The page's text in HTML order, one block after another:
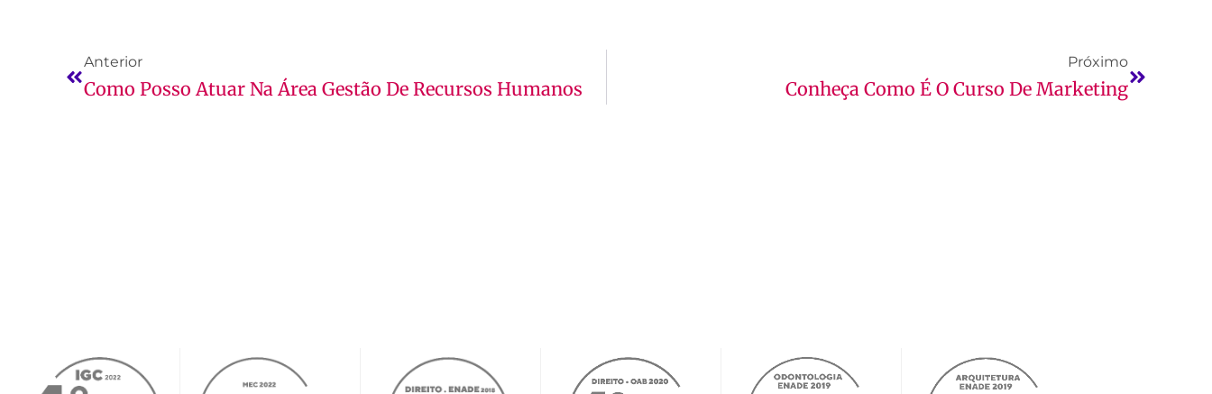
Anterior
Como Posso Atuar Na Área Gestão De Recursos Humanos
Próximo
Conheça Como É O Curso De Marketing